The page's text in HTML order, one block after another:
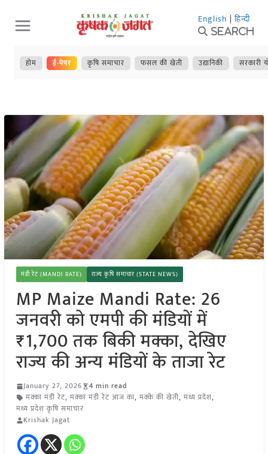
Skip
to
content
English | हिन्दी
Search
होम ई-पेपर कृषि समाचार फसल की खेती उद्यानिकी सरकारी
मंडी रेट (MANDI RATE) राज्य कृषि समाचार (STATE NEWS)
MP Maize Mandi Rate: 26
जनवरी को एमपी की मंडियों में
₹1,700 तक बिकी मक्का, देखिए
राज्य की अन्य मंडियों के ताजा रेट
January 27, 2026
4 min read
मक्का मंडी रेट, मक्का मंडी रेट आज का, मक्के की खेती, मध्य प्रदेश,
मध्य प्रदेश कृषि समाचार
Krishak Jagat